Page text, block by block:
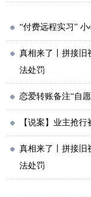
“付费远程实习”
真相来了丨拼接旧
法处罚
恋爱转账备注“自
【说案】业主抢
真相来了丨拼接旧
法处罚